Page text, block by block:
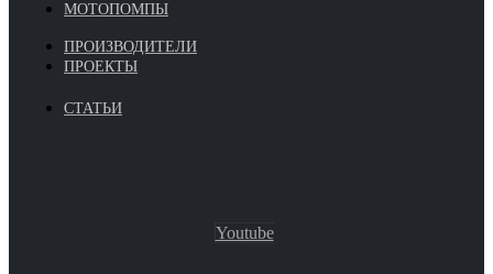
МОТОПОМПЫ
ПРОИЗВОДИТЕЛИ
ПРОЕКТЫ
СТАТЬИ
Youtube